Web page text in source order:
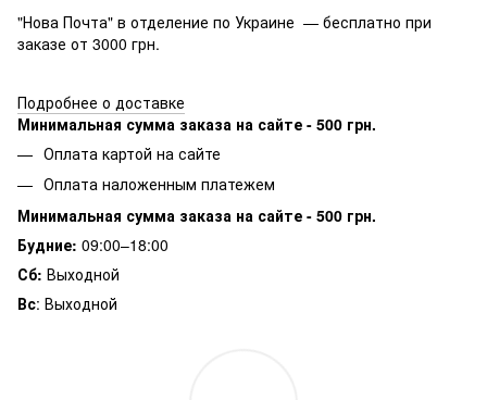
"Нова Почта" в отделение по Украине — бесплатно при
заказе от 3000 грн.
Подробнее о доставке
Минимальная сумма заказа на сайте - 500 грн.
Оплата картой на сайте
Оплата наложенным платежем
Минимальная сумма заказа на сайте - 500 грн.
Будние: 09:00–18:00
Сб: Выходной
Вс: Выходной